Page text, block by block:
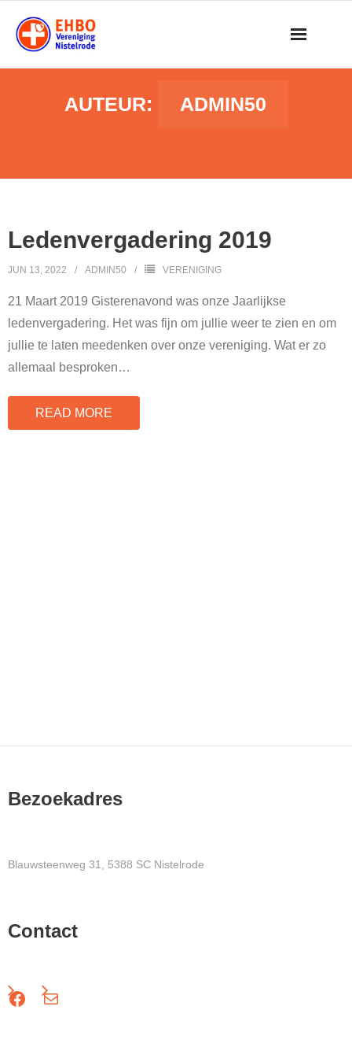
content
AUTEUR: ADMIN50
Ledenvergadering 2019
JUN 13, 2022 ADMIN50 VERENIGING
21 Maart 2019 Gisterenavond was onze Jaarlijkse
ledenvergadering. Het was fijn om jullie weer te zien en om
jullie te laten meedenken over onze vereniging. Wat er zo
allemaal besproken…
READ MORE
Bezoekadres
Blauwsteenweg 31, 5388 SC Nistelrode
Contact
Facebook